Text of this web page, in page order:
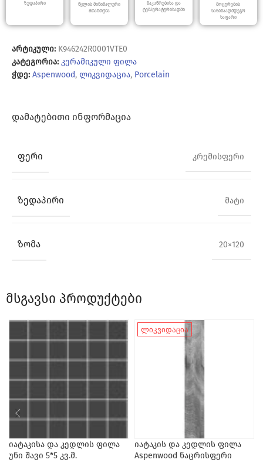
ზედაპირი
წყლის მინიმალური
შთანთქმა
ნაკაწრებისა და
ტემპერატურისადმი
მოცურების
საწინააღმდეგო
საფარი
არტიკული: K946242R0001VTE0
კატეგორია: კერამიკული ფილა
ჭდე: Aspenwood, ლიკვიდაცია, Porcelain
ᲓᲐᲛᲐᲢᲔᲑᲘᲗᲘ ᲘᲜᲤᲝᲠᲛᲐᲪᲘᲐ
ᲤᲔᲠᲘ კრემისფერი
ᲖᲔᲓᲐᲞᲘᲠᲘ მატი
ᲖᲝᲛᲐ 20×120
მსგავსი პროდუქტები
იატაკისა და კედლის ფილა
უნი შავი 5*5 კვ.მ.
ლიკვიდაცია
იატაკის და კედლის ფილა
Aspenwood ნაცრისფერი